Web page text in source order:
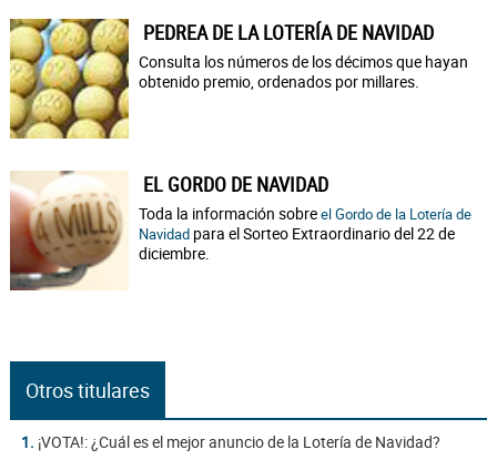
PEDREA DE LA LOTERÍA DE NAVIDAD
Consulta los números de los décimos que hayan
obtenido premio, ordenados por millares.
EL GORDO DE NAVIDAD
Toda la información sobreel Gordo de la Lotería de
Navidad para el Sorteo Extraordinario del 22 de
diciembre.
Otros titulares
1. ¡VOTA!: ¿Cuál es el mejor anuncio de la Lotería de Navidad?